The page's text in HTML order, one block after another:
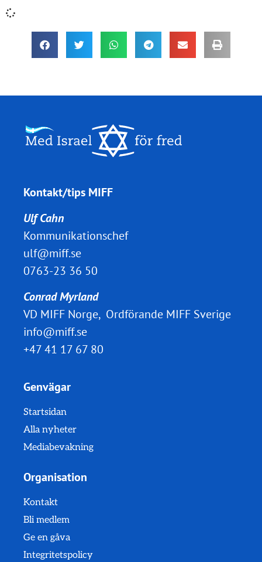
Kontakt/tips MIFF
Ulf Cahn
Kommunikationschef
ulf@miff.se
0763-23 36 50
Conrad Myrland
VD MIFF Norge, Ordförande MIFF Sverige
info@miff.se
+47 41 17 67 80
Genvägar
Startsidan
Alla nyheter
Mediabevakning
Organisation
Kontakt
Bli medlem
Ge en gåva
Integritetspolicy